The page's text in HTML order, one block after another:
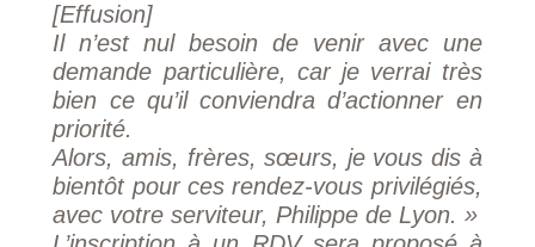
[Effusion]
Il n’est nul besoin de venir avec une
demande particulière, car je verrai très
bien ce qu’il conviendra d’actionner en
priorité.
Alors, amis, frères, sœurs, je vous dis à
bientôt pour ces rendez-vous privilégiés,
avec votre serviteur, Philippe de Lyon. »